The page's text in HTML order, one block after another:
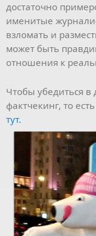
достаточно
именитые
взломать и
может быть
отношения к
Чтобы убедиться в
фактчекинг, то
тут.